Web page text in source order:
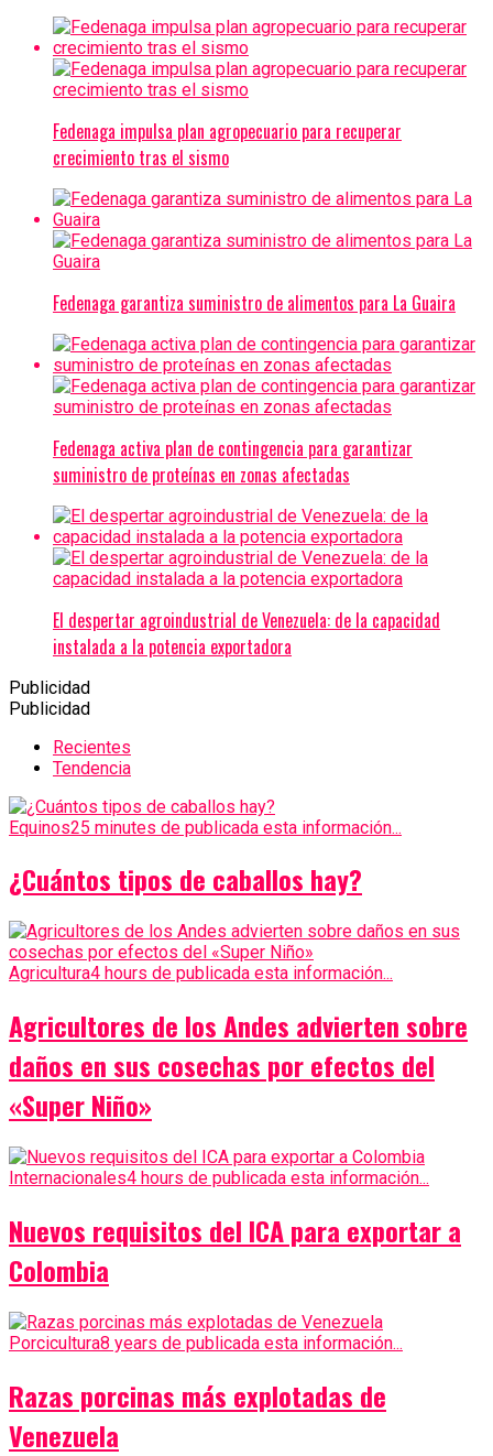
Fedenaga impulsa plan agropecuario para recuperar
crecimiento tras el sismo
Fedenaga garantiza suministro de alimentos para La Guaira
Fedenaga activa plan de contingencia para garantizar
suministro de proteínas en zonas afectadas
El despertar agroindustrial de Venezuela: de la capacidad
instalada a la potencia exportadora
Publicidad
Publicidad
Recientes
Tendencia
Equinos25 minutes de publicada esta información...
¿Cuántos tipos de caballos hay?
Agricultura4 hours de publicada esta información...
Agricultores de los Andes advierten sobre
daños en sus cosechas por efectos del
«Super Niño»
Internacionales4 hours de publicada esta información...
Nuevos requisitos del ICA para exportar a
Colombia
Porcicultura8 years de publicada esta información...
Razas porcinas más explotadas de
Venezuela